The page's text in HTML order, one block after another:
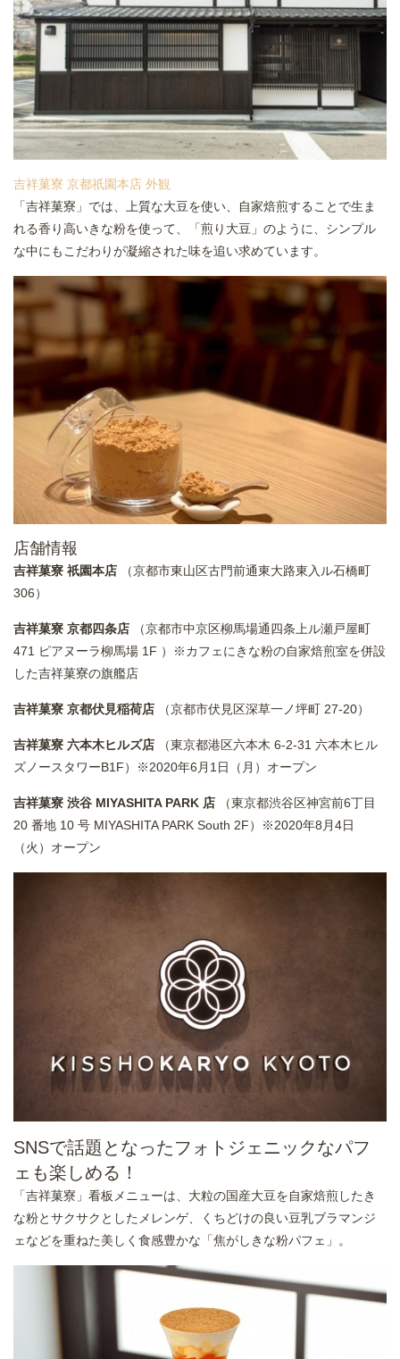
吉祥菓寮 京都祇園本店 外観
「吉祥菓寮」では、上質な大豆を使い、自家焙煎することで生ま
れる香り高いきな粉を使って、「煎り大豆」のように、シンプル
な中にもこだわりが凝縮された味を追い求めています。
店舗情報
吉祥菓寮 祇園本店 （京都市東山区古門前通東大路東入ル石橋町
306）
吉祥菓寮 京都四条店 （京都市中京区柳馬場通四条上ル瀬戸屋町
471 ピアヌーラ柳馬場 1F ）※カフェにきな粉の自家焙煎室を併設
した吉祥菓寮の旗艦店
吉祥菓寮 京都伏見稲荷店 （京都市伏見区深草一ノ坪町 27-20）
吉祥菓寮 六本木ヒルズ店 （東京都港区六本木 6-2-31 六本木ヒル
ズノースタワーB1F）※2020年6月1日（月）オープン
吉祥菓寮 渋谷 MIYASHITA PARK 店 （東京都渋谷区神宮前6丁目
20 番地 10 号 MIYASHITA PARK South 2F）※2020年8月4日
（火）オープン
SNSで話題となったフォトジェニックなパフ
ェも楽しめる！
「吉祥菓寮」看板メニューは、大粒の国産大豆を自家焙煎したき
な粉とサクサクとしたメレンゲ、くちどけの良い豆乳ブラマンジ
ェなどを重ねた美しく食感豊かな「焦がしきな粉パフェ」。